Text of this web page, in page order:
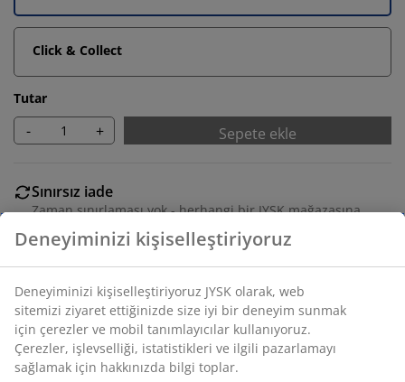
Click & Collect
Tutar
- + Sepete ekle
Sınırsız iade
Zaman sınırlaması yok - herhangi bir JYSK mağazasına
Fiyat garantisi
Esnek teslimat seçenekleri
Seçtiğiniz hızlı ve kolay teslimat